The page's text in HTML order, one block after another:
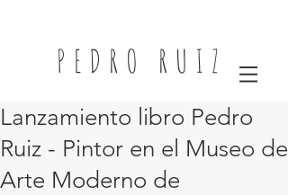
PEDRO RUIZ
Lanzamiento libro Pedro
Ruiz - Pintor en el Museo de
Arte Moderno de